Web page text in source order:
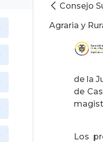
Consejo
Agraria y
de la
de
Los